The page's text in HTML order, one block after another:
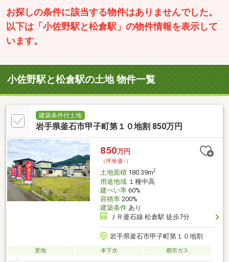
お探しの条件に該当する物件はありませんでした。
以下は「小佐野駅と松倉駅」の物件情報を表示して
います。
小佐野駅と松倉駅の土地 物件一覧
建築条件付土地
岩手県釜石市甲子町第１０地割 850万円
850万円
（坪単価:-）
土地面積180.39m2
用途地域１種中高
建ぺい率60%
容積率200%
建築条件あり
ＪＲ釜石線 松倉駅 徒歩7分
岩手県釜石市甲子町第１０地割
更地 本下水 都市ガス